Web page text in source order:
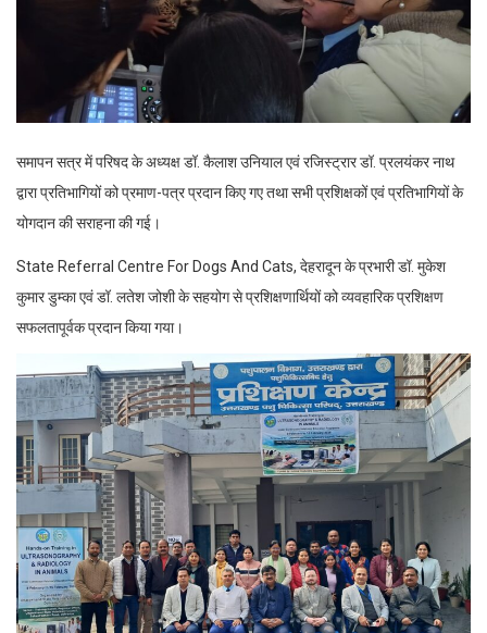
समापन सत्र में परिषद के अध्यक्ष डॉ. कैलाश उनियाल एवं रजिस्ट्रार डॉ. प्रलयंकर नाथ
द्वारा प्रतिभागियों को प्रमाण-पत्र प्रदान किए गए तथा सभी प्रशिक्षकों एवं प्रतिभागियों के
योगदान की सराहना की गई।
State Referral Centre For Dogs And Cats, देहरादून के प्रभारी डॉ. मुकेश
कुमार डुम्का एवं डॉ. लतेश जोशी के सहयोग से प्रशिक्षणार्थियों को व्यवहारिक प्रशिक्षण
सफलतापूर्वक प्रदान किया गया।